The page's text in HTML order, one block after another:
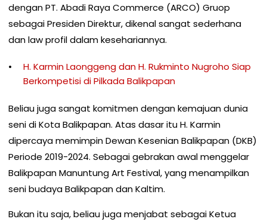
dengan PT. Abadi Raya Commerce (ARCO) Gruop
sebagai Presiden Direktur, dikenal sangat sederhana
dan law profil dalam kesehariannya.
H. Karmin Laonggeng dan H. Rukminto Nugroho Siap
Berkompetisi di Pilkada Balikpapan
Beliau juga sangat komitmen dengan kemajuan dunia
seni di Kota Balikpapan. Atas dasar itu H. Karmin
dipercaya memimpin Dewan Kesenian Balikpapan (DKB)
Periode 2019-2024. Sebagai gebrakan awal menggelar
Balikpapan Manuntung Art Festival, yang menampilkan
seni budaya Balikpapan dan Kaltim.
Bukan itu saja, beliau juga menjabat sebagai Ketua